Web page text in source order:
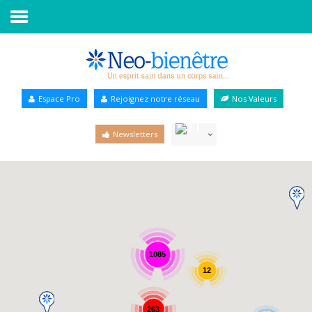
Annuaire Bien-être
Espace Pro Rejoignez notre réseau Nos Valeurs
Newsletters
1085
263
12